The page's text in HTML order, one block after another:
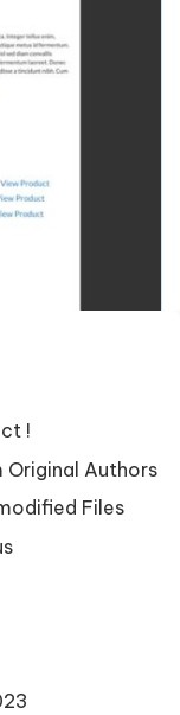
₫.
!
Original Authors
Files